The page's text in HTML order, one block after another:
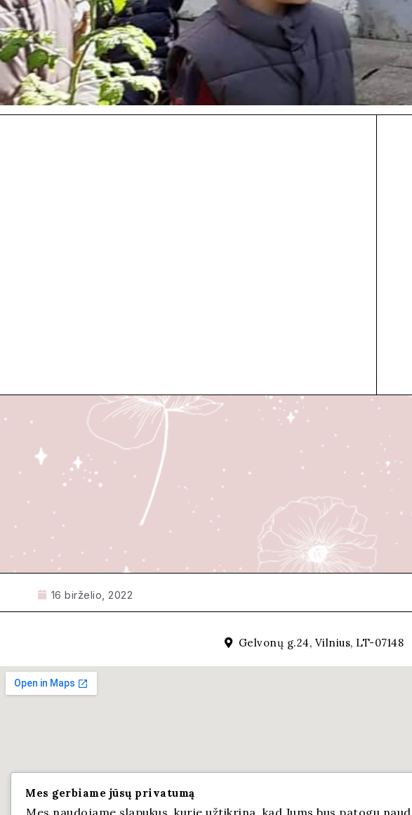
16 birželio, 2022
Gelvonų g.24, Vilnius, LT-07148
Mes gerbiame jūsų privatumą
Mes naudojame slapukus, kurie užtikrina, kad Jums bus patogu